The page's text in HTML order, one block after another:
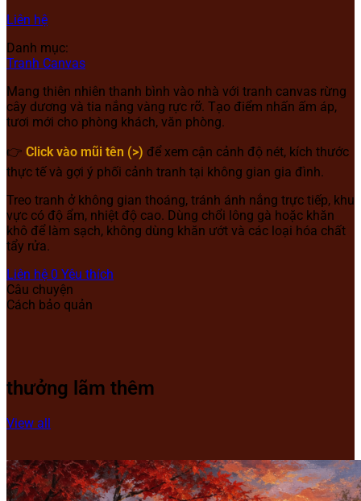
Liên hệ
Danh mục:
Tranh Canvas
Mang thiên nhiên thanh bình vào nhà với tranh canvas rừng
cây dương và tia nắng vàng rực rỡ. Tạo điểm nhấn ấm áp,
tươi mới cho phòng khách, văn phòng.
👉 Click vào mũi tên (>) để xem cận cảnh độ nét, kích thước
thực tế và gợi ý phối cảnh tranh tại không gian gia đình.
Treo tranh ở không gian thoáng, tránh ánh nắng trực tiếp, khu
vực có độ ẩm, nhiệt độ cao. Dùng chổi lông gà hoặc khăn
khô để làm sạch, không dùng khăn ướt và các loại hóa chất
tẩy rửa.
Liên hệ 0 Yêu thích
Câu chuyện
Cách bảo quản
thưởng lãm thêm
View all